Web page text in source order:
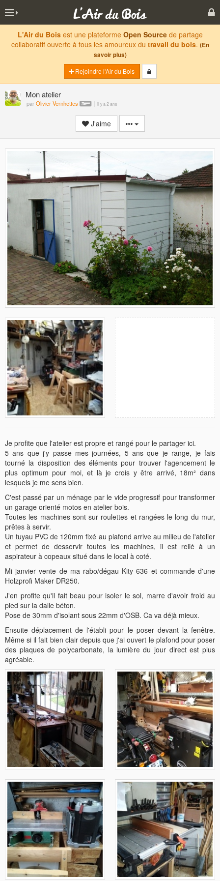
L'Air du Boisest une plateforme Open Sourcede partage
collaboratif ouverte à tous les amoureux du travail du bois. (En
savoir plus)
Rejoindre l'Air du Bois
Mon atelier
parOlivier Vernhettes il y a 2 ans
J'aime
Je profite que l'atelier est propre et rangé pour le partager ici.
5 ans que j'y passe mes journées, 5 ans que je range, je fais
tourné la disposition des éléments pour trouver l'agencement le
plus optimum pour moi, et là je crois y être arrivé, 18m² dans
lesquels je me sens bien.
C'est passé par un ménage par le vide progressif pour transformer
un garage orienté motos en atelier bois.
Toutes les machines sont sur roulettes et rangées le long du mur,
prêtes à servir.
Un tuyau PVC de 120mm fixé au plafond arrive au milieu de l'atelier
et permet de desservir toutes les machines, il est relié à un
aspirateur à copeaux situé dans le local à coté.
Mi janvier vente de ma rabo/dégau Kity 636 et commande d'une
Holzprofi Maker DR250.
J'en profite qu'il fait beau pour isoler le sol, marre d'avoir froid au
pied sur la dalle béton.
Pose de 30mm d'isolant sous 22mm d'OSB. Ca va déjà mieux.
Ensuite déplacement de l'établi pour le poser devant la fenêtre.
Même si il fait bien clair depuis que j'ai ouvert le plafond pour poser
des plaques de polycarbonate, la lumière du jour direct est plus
agréable.